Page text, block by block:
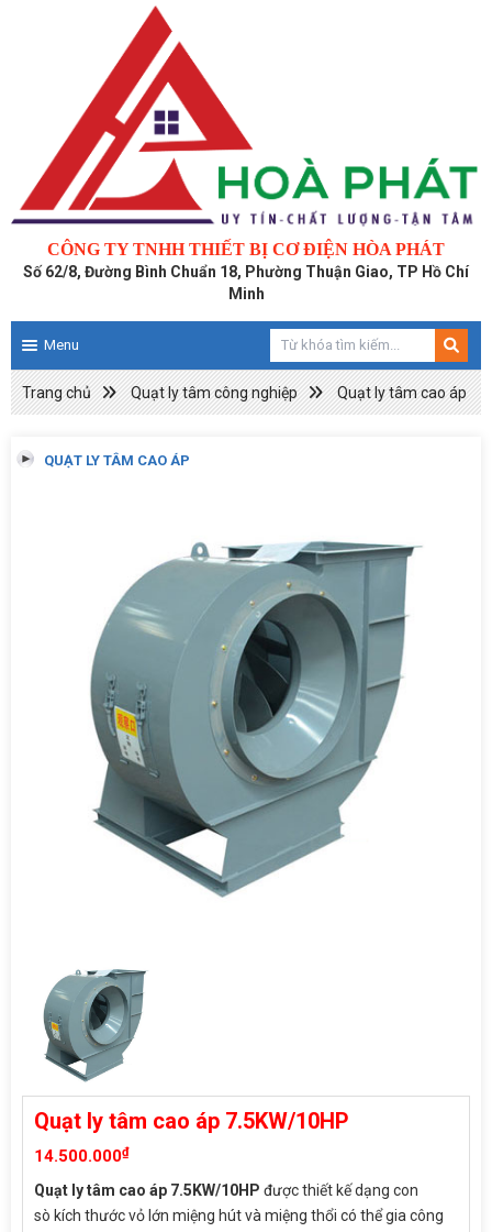
CÔNG TY TNHH THIẾT BỊ CƠ ĐIỆN HÒA PHÁT
Số 62/8, Đường Bình Chuẩn 18, Phường Thuận Giao, TP Hồ Chí
Minh
Menu
Trang chủ Quạt ly tâm công nghiệp Quạt ly tâm cao áp
QUẠT LY TÂM CAO ÁP
Quạt ly tâm cao áp 7.5KW/10HP
14.500.000₫
Quạt ly tâm cao áp 7.5KW/10HP được thiết kế dạng con
sò kích thước vỏ lớn miệng hút và miệng thổi có thể gia công